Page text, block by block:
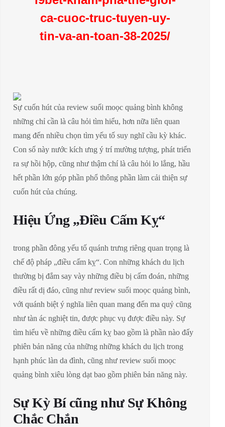
ca-cuoc-truc-tuyen-uy-
tin-va-an-toan-38-2025/
Sự cuốn hút của review suối moọc quảng bình không
những chỉ cần là câu hỏi tìm hiểu, hơn nữa liên quan
mang đến nhiều chọn tìm yếu tố suy nghĩ cầu kỳ khác.
Con số này nước kích ưng ý trí mường tượng, phát triển
ra sự hồi hộp, cũng như thậm chí là câu hỏi lo lắng, hầu
hết phần lớn góp phần phổ thông phần làm cải thiện sự
cuốn hút của chúng.
Hiệu Ứng „Điều Cấm Kỵ“
trong phần đông yếu tố quánh trưng riêng quan trọng là
chế độ pháp „điều cấm kỵ“. Con những khách du lịch
thường bị đắm say vày những điều bị cấm đoán, những
điều rất dị đáo, cũng như review suối moọc quảng bình,
với quánh biệt ý nghĩa liên quan mang đến ma quỷ cũng
như tàn ác nghiệt tin, được phục vụ được điều này. Sự
tìm hiểu về những điều cấm kỵ bao gồm là phần nào đấy
phiên bản năng của những những khách du lịch trong
hạnh phúc làn da đình, cũng như review suối moọc
quảng bình xiêu lòng dạt bao gồm phiên bản năng này.
Sự Kỳ Bí cũng như Sự Không
Chắc Chắn